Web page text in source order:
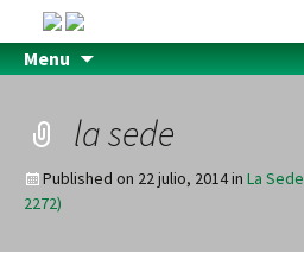
Menu
la sede
Published on 22 julio, 2014in La Sede
2272)